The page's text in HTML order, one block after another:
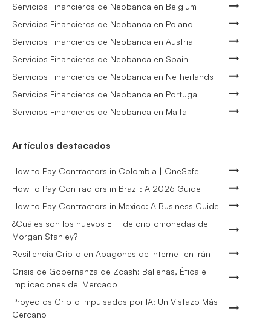
Servicios Financieros de Neobanca en Belgium
Servicios Financieros de Neobanca en Poland
Servicios Financieros de Neobanca en Austria
Servicios Financieros de Neobanca en Spain
Servicios Financieros de Neobanca en Netherlands
Servicios Financieros de Neobanca en Portugal
Servicios Financieros de Neobanca en Malta
Artículos destacados
How to Pay Contractors in Colombia | OneSafe
How to Pay Contractors in Brazil: A 2026 Guide
How to Pay Contractors in Mexico: A Business Guide
¿Cuáles son los nuevos ETF de criptomonedas de
Morgan Stanley?
Resiliencia Cripto en Apagones de Internet en Irán
Crisis de Gobernanza de Zcash: Ballenas, Ética e
Implicaciones del Mercado
Proyectos Cripto Impulsados por IA: Un Vistazo Más
Cercano